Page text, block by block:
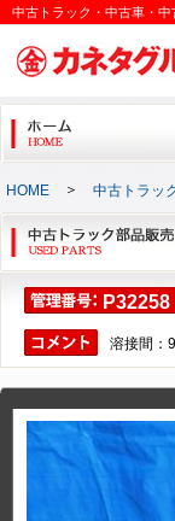
中古トラック・中古車・
HOME ＞ 中古トラッ
P32258
溶接間：